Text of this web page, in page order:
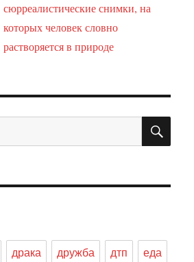
сюрреалистические снимки, на
которых человек словно
растворяется в природе
драка дружба дтп еда